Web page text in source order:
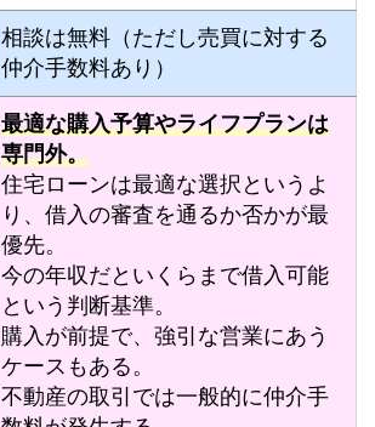
相談は無料（ただし売買に対する
仲介手数料あり）
最適な購入予算やライフプランは
専門外。
住宅ローンは最適な選択というよ
り、借入の審査を通るか否かが最
優先。
今の年収だといくらまで借入可能
という判断基準。
購入が前提で、強引な営業にあう
ケースもある。
不動産の取引では一般的に仲介手